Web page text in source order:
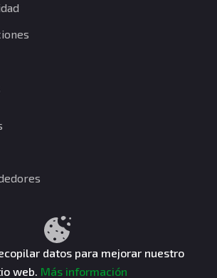
Términos y condiciones
2026. Todos los derechos reservados.
datos para mejorar nuestro
web. Más información